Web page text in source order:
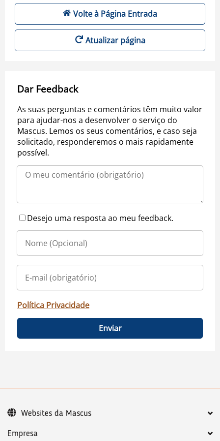
Volte à Página Entrada
Atualizar página
Dar Feedback
As suas perguntas e comentários têm muito valor
para ajudar-nos a desenvolver o serviço do
Mascus. Lemos os seus comentários, e caso seja
solicitado, responderemos o mais rapidamente
possível.
Desejo uma resposta ao meu feedback.
Política Privacidade
Enviar
Empresa
Websites da Mascus